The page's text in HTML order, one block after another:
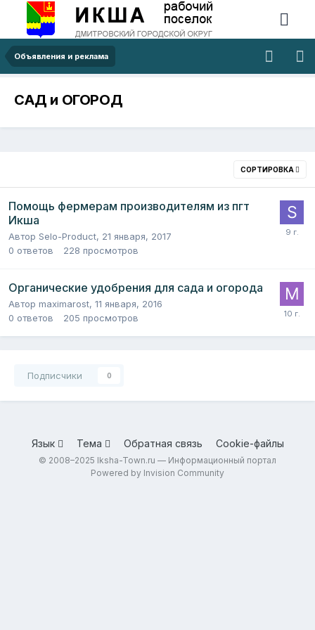
Объявления и реклама
САД и ОГОРОД
СОРТИРОВКА
Помощь фермерам производителям из пгт
Икша
Автор Selo-Product, 21 января, 2017
0 ответов 228 просмотров
Органические удобрения для сада и огорода
Автор maximarost, 11 января, 2016
0 ответов 205 просмотров
Подписчики 0
Язык Тема Обратная связь Cookie-файлы
© 2008–2025 Iksha-Town.ru — Информационный портал
Powered by Invision Community